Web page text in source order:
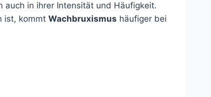
auch in ihrer Intensität und Häufigkeit.
ist, kommt Wachbruxismus häufiger bei